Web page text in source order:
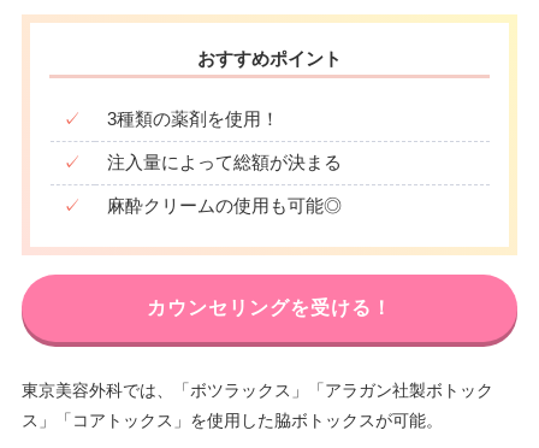
おすすめポイント
✓ 3種類の薬剤を使用！
✓ 注入量によって総額が決まる
✓ 麻酔クリームの使用も可能◎
カウンセリングを受ける！
東京美容外科では、「ボツラックス」「アラガン社製ボトック
ス」「コアトックス」を使用した脇ボトックスが可能。